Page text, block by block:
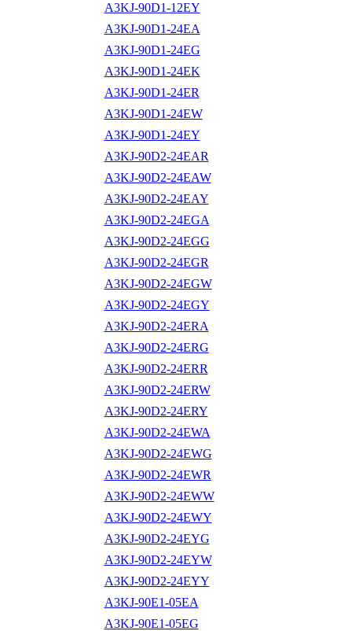
A3KJ-90D1-12EY
A3KJ-90D1-24EA
A3KJ-90D1-24EG
A3KJ-90D1-24EK
A3KJ-90D1-24ER
A3KJ-90D1-24EW
A3KJ-90D1-24EY
A3KJ-90D2-24EAR
A3KJ-90D2-24EAW
A3KJ-90D2-24EAY
A3KJ-90D2-24EGA
A3KJ-90D2-24EGG
A3KJ-90D2-24EGR
A3KJ-90D2-24EGW
A3KJ-90D2-24EGY
A3KJ-90D2-24ERA
A3KJ-90D2-24ERG
A3KJ-90D2-24ERR
A3KJ-90D2-24ERW
A3KJ-90D2-24ERY
A3KJ-90D2-24EWA
A3KJ-90D2-24EWG
A3KJ-90D2-24EWR
A3KJ-90D2-24EWW
A3KJ-90D2-24EWY
A3KJ-90D2-24EYG
A3KJ-90D2-24EYW
A3KJ-90D2-24EYY
A3KJ-90E1-05EA
A3KJ-90E1-05EG